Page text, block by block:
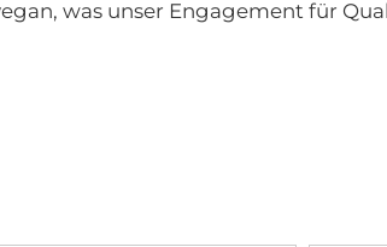
was unser Engagement für